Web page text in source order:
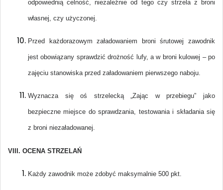
odpowiednią celność, niezależnie od tego czy strzela z broni
własnej, czy użyczonej.
Przed każdorazowym załadowaniem broni śrutowej zawodnik
jest obowiązany sprawdzić drożność lufy, a w broni kulowej – po
zajęciu stanowiska przed załadowaniem pierwszego naboju.
Wyznacza się oś strzelecką „Zając w przebiegu” jako
bezpieczne miejsce do sprawdzania, testowania i składania się
z broni niezaładowanej.
VIII. OCENA STRZELAŃ
Każdy zawodnik może zdobyć maksymalnie 500 pkt.